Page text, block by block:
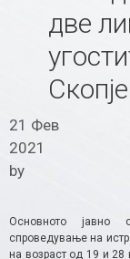
две
Скопје
21 Фев
2021
by
Основното јавно
спроведување на
на возраст од 19 и 28